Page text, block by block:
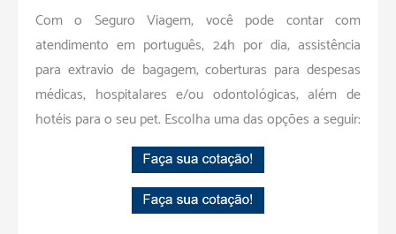
Com o Seguro Viagem, você pode contar com
atendimento em português, 24h por dia; assistência
para extravio de bagagem; coberturas para despesas
médicas, hospitalares e/ou odontológicas; além de
hotéis para o seu pet. Escolha uma das opções a seguir: